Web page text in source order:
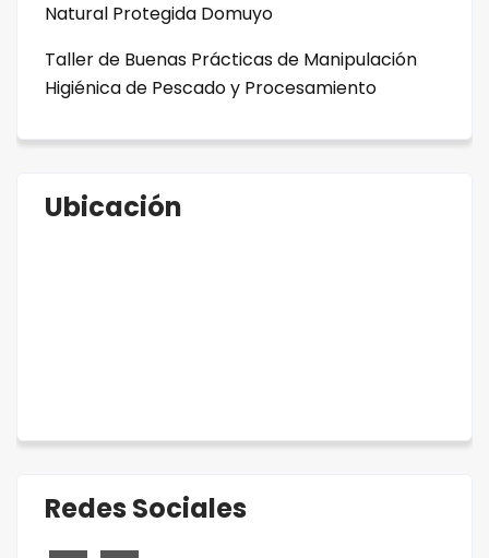
Natural Protegida Domuyo
Taller de Buenas Prácticas de Manipulación
Higiénica de Pescado y Procesamiento
Ubicación
Redes Sociales